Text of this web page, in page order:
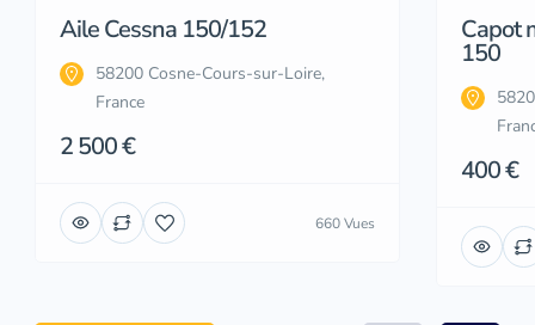
Aile Cessna 150/152
58200 Cosne-Cours-sur-Loire,
France
2 500 €
660 Vues
Capot
150
400 €